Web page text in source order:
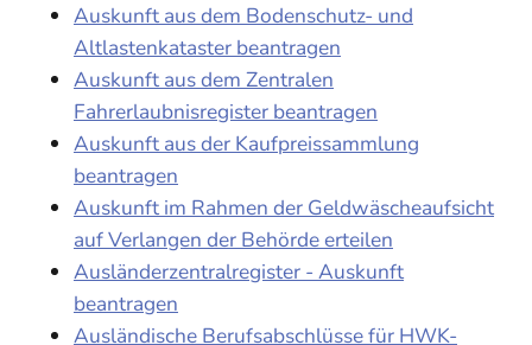
Auskunft aus dem Bodenschutz- und
Altlastenkataster beantragen
Auskunft aus dem Zentralen
Fahrerlaubnisregister beantragen
Auskunft aus der Kaufpreissammlung
beantragen
Auskunft im Rahmen der Geldwäscheaufsicht
auf Verlangen der Behörde erteilen
Ausländerzentralregister - Auskunft
beantragen
Ausländische Berufsabschlüsse für HWK-